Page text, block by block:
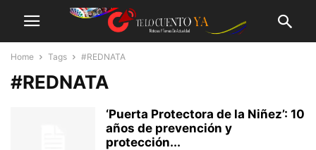
Home Tags #REDNATA
#REDNATA
‘Puerta Protectora de la Niñez’: 10
años de prevención y
protección...